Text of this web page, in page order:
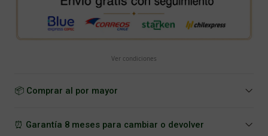
Ver condiciones
📦 Comprar al por mayor
⏰ Garantía 8 meses para cambiar o devolver